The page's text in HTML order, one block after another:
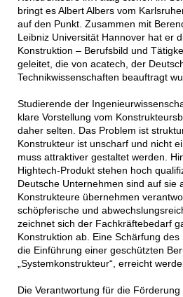
bringt es Albert Albers vom
auf den Punkt. Zusammen mit
Leibniz Universität Hannover hat er
Konstruktion – Berufsbild und
geleitet, die von acatech, der
Technikwissenschaften beauftragt
Studierende der
klare Vorstellung vom
daher selten. Das Problem ist
Konstrukteur ist unscharf und nicht
muss attraktiver gestaltet werden.
Hightech-Produkt stehen hoch
Deutsche Unternehmen sind auf sie
Konstrukteure übernehmen
schöpferische und
zeichnet sich der Fachkräftebedarf
Konstruktion ab. Eine Schärfung
die Einführung einer geschützten
„Systemkonstrukteur“, erreicht
Die Verantwortung für die